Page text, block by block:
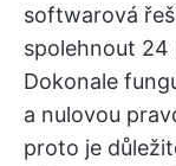
softwarová
spolehnout 24
Dokonale
a nulovou
proto je